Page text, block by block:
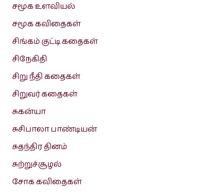
சமூக உளவியல்
சமூக கவிதைகள்
சிங்கம் குட்டி கதைகள்
சிநேகிதி
சிறு நீதி கதைகள்
சிறுவர் கதைகள்
சுகன்யா
சுசிபாலா பாண்டியன்
சுதந்திர தினம்
சுற்றுச்சூழல்
சோக கவிதைகள்